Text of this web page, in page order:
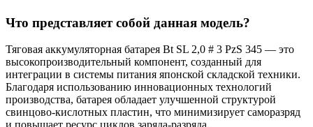
Что представляет собой данная модель?
Тяговая аккумуляторная батарея Bt SL 2,0 # 3 PzS 345 — это
высокопроизводительный компонент, созданный для
интеграции в системы питания японской складской техники.
Благодаря использованию инновационных технологий
производства, батарея обладает улучшенной структурой
свинцово-кислотных пластин, что минимизирует саморазряд